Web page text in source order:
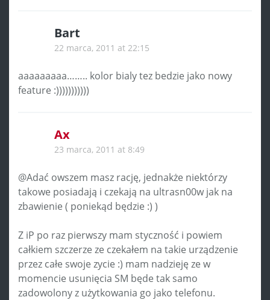
Bart
22 marca, 2011 at 22:15
aaaaaaaaa…….. kolor bialy tez bedzie jako nowy
feature :)))))))))))
Ax
23 marca, 2011 at 8:49
@Adać owszem masz rację, jednakże niektórzy
takowe posiadają i czekają na ultrasn00w jak na
zbawienie ( poniekąd będzie :) )
Z iP po raz pierwszy mam styczność i powiem
całkiem szczerze ze czekałem na takie urządzenie
przez całe swoje zycie :) mam nadzieję ze w
momencie usunięcia SM będe tak samo
zadowolony z użytkowania go jako telefonu.